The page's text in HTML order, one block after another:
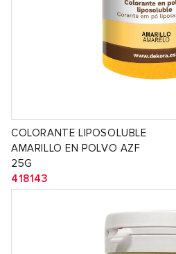
COLORANTE LIPOSOLUBLE
AMARILLO EN POLVO AZF
25G
418143